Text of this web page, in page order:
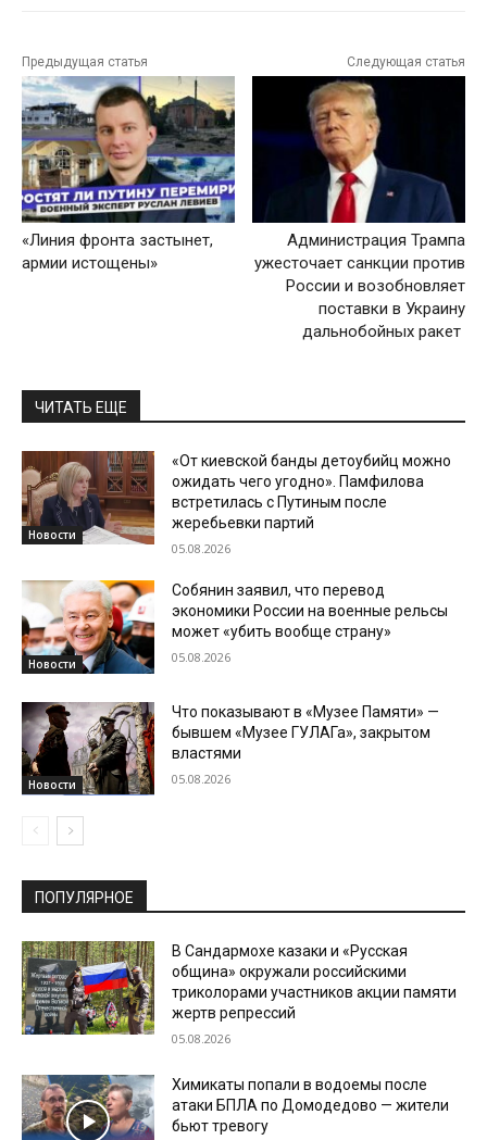
Предыдущая статья
«Линия фронта застынет,
армии истощены»
Следующая статья
Администрация Трампа
ужесточает санкции против
России и возобновляет
поставки в Украину
дальнобойных ракет
ЧИТАТЬ ЕЩЕ
Новости
«От киевской банды детоубийц можно
ожидать чего угодно». Памфилова
встретилась с Путиным после
жеребьевки партий
05.08.2026
Новости
Собянин заявил, что перевод
экономики России на военные рельсы
может «убить вообще страну»
05.08.2026
Новости
Что показывают в «Музее Памяти» —
бывшем «Музее ГУЛАГа», закрытом
властями
05.08.2026
ПОПУЛЯРНОЕ
В Сандармохе казаки и «Русская
община» окружали российскими
триколорами участников акции памяти
жертв репрессий
05.08.2026
Химикаты попали в водоемы после
атаки БПЛА по Домодедово — жители
бьют тревогу